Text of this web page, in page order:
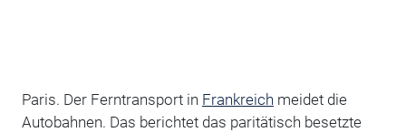
Paris. Der Ferntransport in Frankreich meidet die
Autobahnen. Das berichtet das paritätisch besetzte